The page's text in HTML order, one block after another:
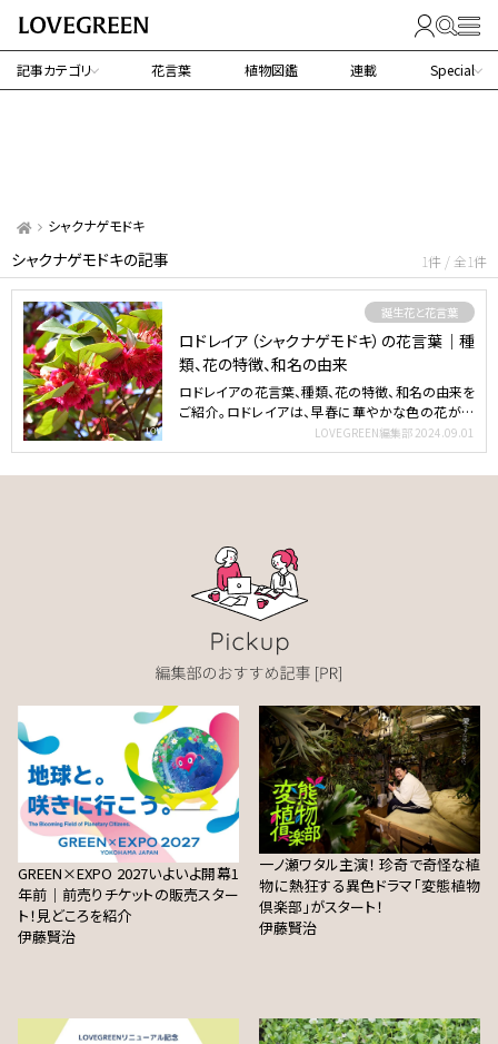
記事カテゴリ 花言葉 植物図鑑 連載 Special
シャクナゲモドキ
シャクナゲモドキの記事 1件 / 全1件
誕生花と花言葉
ロドレイア（シャクナゲモドキ）の花言葉｜種
類、花の特徴、和名の由来
ロドレイアの花言葉、種類、花の特徴、和名の由来を
ご紹介。ロドレイアは、早春に華やかな色の花が開
LOVEGREEN編集部 2024.09.01
GREEN×EXPO 2027いよいよ開幕1
年前｜前売りチケットの販売スター
ト！見どころを紹介
伊藤賢治
一ノ瀬ワタル主演！ 珍奇で奇怪な植
物に熱狂する異色ドラマ「変態植物
倶楽部」がスタート！
伊藤賢治